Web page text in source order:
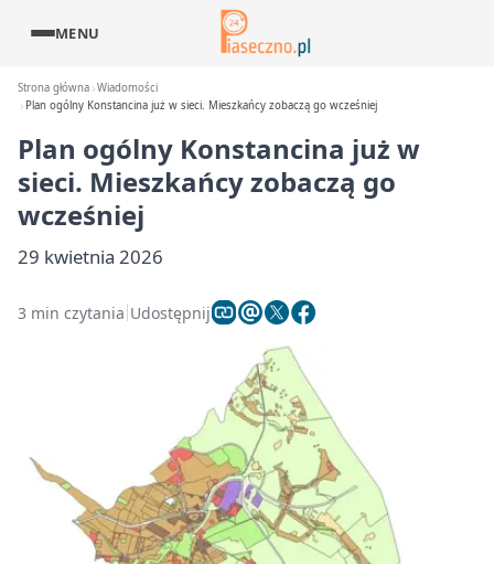
MENU
Strona główna Wiadomości
Plan ogólny Konstancina już w sieci. Mieszkańcy zobaczą go wcześniej
Plan ogólny Konstancina już w
sieci. Mieszkańcy zobaczą go
wcześniej
29 kwietnia 2026
3 min czytania Udostępnij